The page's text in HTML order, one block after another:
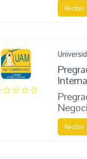
Recibir
Recibir